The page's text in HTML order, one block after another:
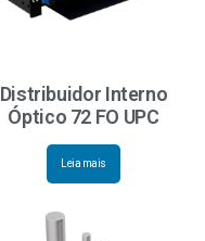
Distribuidor Interno
Óptico 72 FO UPC
Leia mais